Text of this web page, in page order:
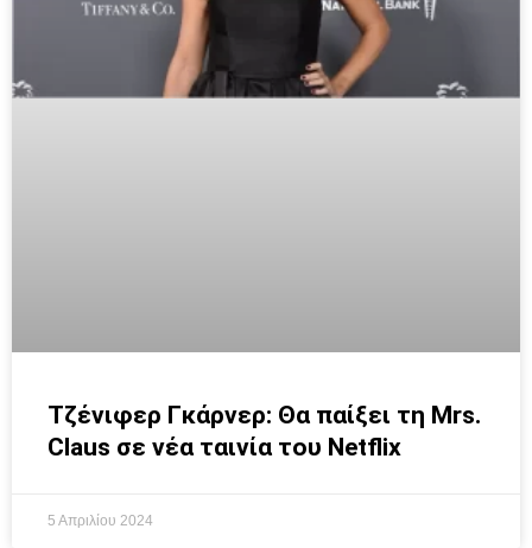
Τζένιφερ Γκάρνερ: Θα παίξει τη Mrs.
Claus σε νέα ταινία του Netflix
5 Απριλίου 2024